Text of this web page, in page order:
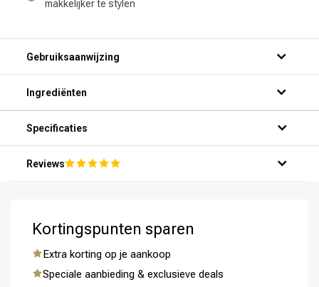
makkelijker te stylen
Gebruiksaanwijzing
Ingrediënten
Specificaties
Reviews
Kortingspunten sparen
Extra korting op je aankoop
Speciale aanbieding & exclusieve deals